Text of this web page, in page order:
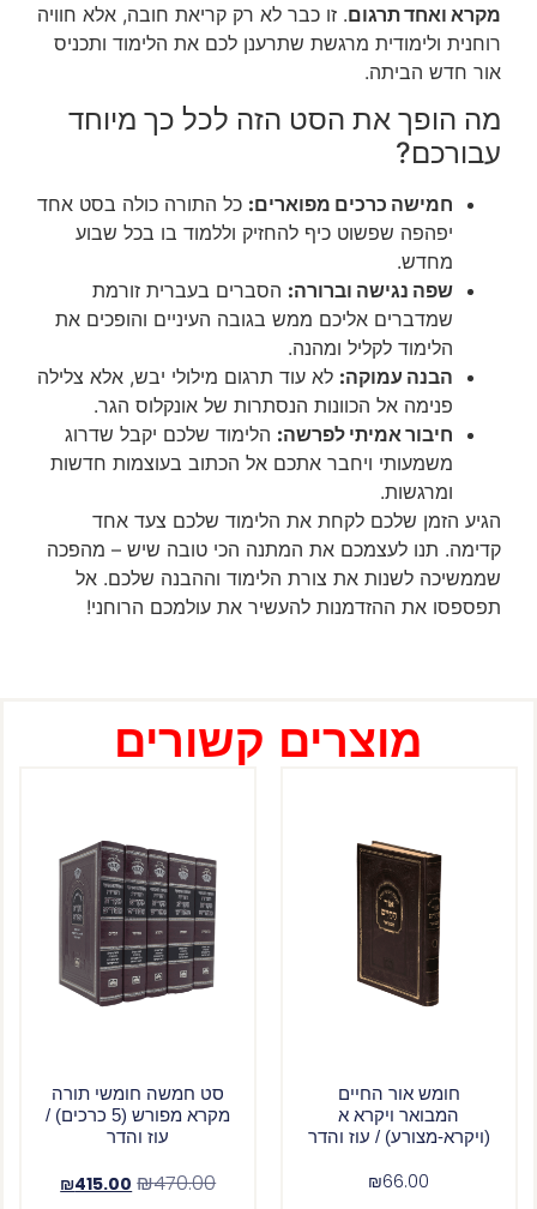
מקרא ואחד תרגום. זו כבר לא רק קריאת חובה, אלא חוויה
רוחנית ולימודית מרגשת שתרענן לכם את הלימוד ותכניס
אור חדש הביתה.
מה הופך את הסט הזה לכל כך מיוחד
עבורכם?
חמישה כרכים מפוארים:כל התורה כולה בסט אחד
יפהפה שפשוט כיף להחזיק וללמוד בו בכל שבוע
מחדש.
שפה נגישה וברורה:הסברים בעברית זורמת
שמדברים אליכם ממש בגובה העיניים והופכים את
הלימוד לקליל ומהנה.
הבנה עמוקה:לא עוד תרגום מילולי יבש, אלא צלילה
פנימה אל הכוונות הנסתרות של אונקלוס הגר.
חיבור אמיתי לפרשה:הלימוד שלכם יקבל שדרוג
משמעותי ויחבר אתכם אל הכתוב בעוצמות חדשות
ומרגשות.
הגיע הזמן שלכם לקחת את הלימוד שלכם צעד אחד
קדימה. תנו לעצמכם את המתנה הכי טובה שיש – מהפכה
שממשיכה לשנות את צורת הלימוד וההבנה שלכם. אל
תפספסו את ההזדמנות להעשיר את עולמכם הרוחני!
מוצרים קשורים
חומש אור החיים
המבואר ויקרא א
(ויקרא-מצורע) / עוז והדר
₪66.00
סט חמשה חומשי תורה
מקרא מפורש (5 כרכים) /
עוז והדר
₪470.00
₪415.00